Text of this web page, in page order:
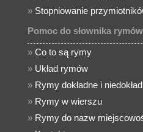
» Stopniowanie
Pomoc do słownika rymów
»Co to są rymy
» Układ rymów
» Rymy dokładne i
» Rymy w wierszu
» Rymy do nazw